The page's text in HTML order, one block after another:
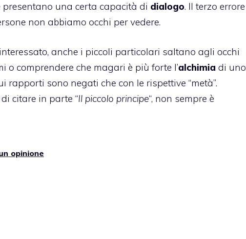
una certa capacità di dialogo. Il terzo errore
non abbiamo occhi per vedere.
anche i piccoli particolari saltano agli occhi
o comprendere che magari è più forte l’alchimia di uno
rapporti sono negati che con le rispettive “metà”.
di citare in parte “Il piccolo principe“, non sempre è
opinione